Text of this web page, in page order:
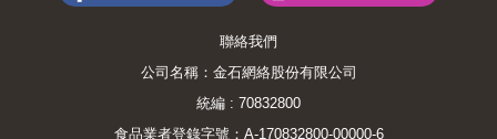
聯絡我們
公司名稱：金石網絡股份有限公司
統編 : 70832800
食品業者登錄字號：A-170832800-00000-6